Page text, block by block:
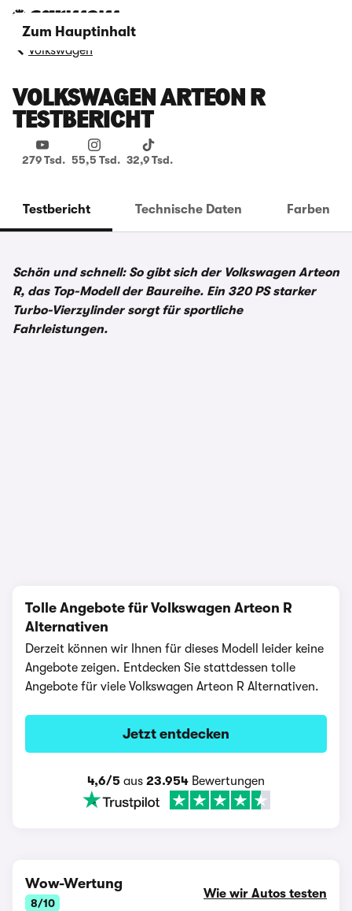
Zum Hauptinhalt
Volkswagen
VOLKSWAGEN ARTEON R
TESTBERICHT
279 Tsd. 55,5 Tsd. 32,9 Tsd.
Testbericht Technische Daten Farben
Schön und schnell: So gibt sich der Volkswagen Arteon
R, das Top-Modell der Baureihe. Ein 320 PS starker
Turbo-Vierzylinder sorgt für sportliche
Fahrleistungen.
Tolle Angebote für Volkswagen Arteon R
Alternativen
Derzeit können wir Ihnen für dieses Modell leider keine
Angebote zeigen. Entdecken Sie stattdessen tolle
Angebote für viele Volkswagen Arteon R Alternativen.
Jetzt entdecken
4,6/5 aus 23.954 Bewertungen
Wow-Wertung
8/10
Wie wir Autos testen